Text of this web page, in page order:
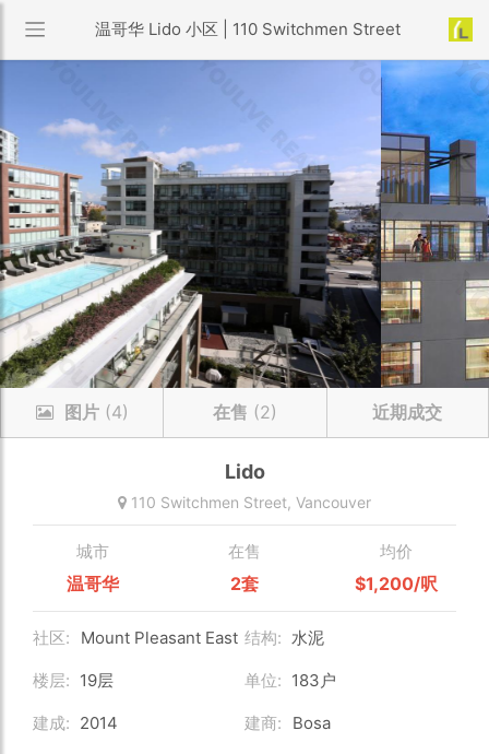
温哥华 Lido 小区 | 110 Switchmen Street
图片(4) 在售 (2) 近期成交
Lido
110 Switchmen Street, Vancouver
城市
温哥华
在售
2套
均价
$1,200/呎
社区: Mount Pleasant East 结构: 水泥
楼层: 19层 单位: 183户
建成: 2014 建商: Bosa